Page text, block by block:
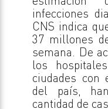
infecciones
CNS indica
37 millones
semana. De
los
ciudades
del país,
cantidad de